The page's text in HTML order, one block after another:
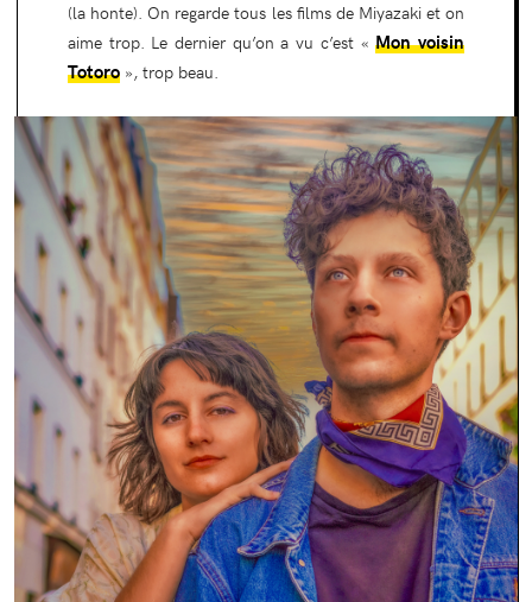
(la honte). On regarde tous les films de Miyazaki et on
aime trop. Le dernier qu’on a vu c’est «Mon voisin
Totoro », trop beau.